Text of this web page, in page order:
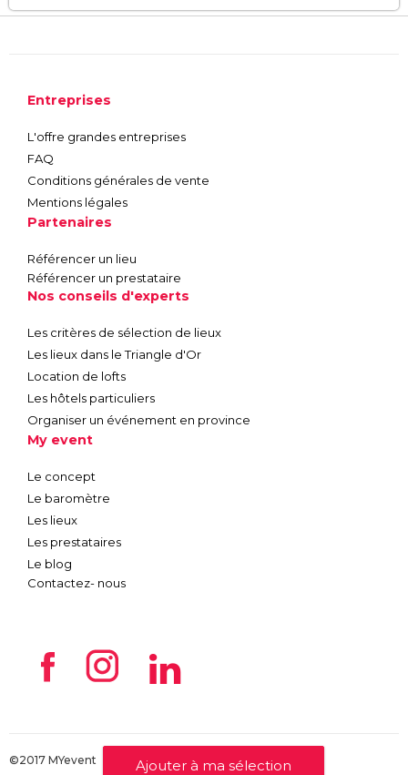
Entreprises
L'offre grandes entreprises
FAQ
Conditions générales de vente
Mentions légales
Partenaires
Référencer un lieu
Référencer un prestataire
Nos conseils d'experts
Les critères de sélection de lieux
Les lieux dans le Triangle d'Or
Location de lofts
Les hôtels particuliers
Organiser un événement en province
My event
Le concept
Le baromètre
Les lieux
Les prestataires
Le blog
Contactez- nous
©2017 MYevent